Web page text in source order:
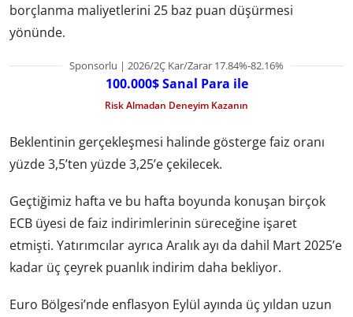
borçlanma maliyetlerini 25 baz puan düşürmesi
yönünde.
Sponsorlu | 2026/2Ç Kar/Zarar 17.84%-82.16%
100.000$ Sanal Para ile
Risk Almadan Deneyim Kazanın
Beklentinin gerçekleşmesi halinde gösterge faiz oranı
yüzde 3,5’ten yüzde 3,25’e çekilecek.
Geçtiğimiz hafta ve bu hafta boyunda konuşan birçok
ECB üyesi de faiz indirimlerinin süreceğine işaret
etmişti. Yatırımcılar ayrıca Aralık ayı da dahil Mart 2025’e
kadar üç çeyrek puanlık indirim daha bekliyor.
Euro Bölgesi’nde enflasyon Eylül ayında üç yıldan uzun